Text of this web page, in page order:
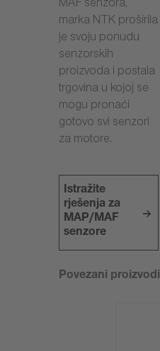
MAF senzora,
marka NTK proširila
je svoju ponudu
senzorskih
proizvoda i postala
trgovina u kojoj se
mogu pronaći
gotovo svi senzori
za motore.
Istražite
rješenja za
MAP/MAF
senzore
Povezani proizvodi